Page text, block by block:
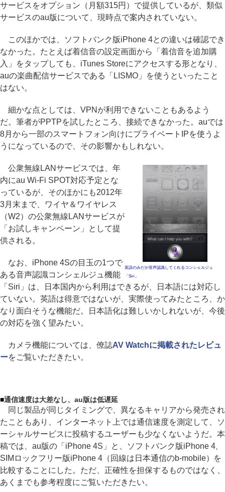
サービスをオプション（月額315円）で提供しているが、類似
サービスのau版について、現時点で案内されていない。
このほかでは、ソフトバンク版iPhone 4との違いは確認でき
なかった。たとえば着信音の設定画面から「着信音を追加購
入」をタップしても、iTunes Storeにアクセスする形となり、
auの楽曲配信サービスである「LISMO」を使うといったこと
はない。
細かな点としては、VPNが利用できないこともあるよう
だ。筆者がPPTPを試したところ、接続できなかった。auでは
8月から一部のスマートフォン向けにプライベートIPを使うよ
うになっているので、その影響かもしれない。
英語のみだが音声認識してくれるコンシェルジュ
「Siri」
公衆無線LANサービスでは、年
内にau Wi-Fi SPOT対応予定とな
っているが、そのほかにも2012年
3月末まで、ワイヤ＆ワイヤレス
（W2）の公衆無線LANサービスが
「お試しキャンペーン」として提
供される。
なお、iPhone 4Sの目玉の1つで
ある音声認識コンシェルジュ機能
「Siri」は、日本国内から利用はできるが、日本語には対応し
ていない。英語は得意ではないが、実際使ってみたところ、か
なり面白そうな機能だ。日本語化は難しいかしれないが、今後
の対応を強く望みたい。
カメラ機能については、僚誌AV Watchに掲載されたレビュ
ーをご覧いただきたい。
■通信速度は大差なし、au版は低遅延
同じ製品が同じタイミングで、異なるキャリアから発売され
たこともあり、インターネット上では通信速度を測定して、ソ
ーシャルサービスに投稿するユーザーも少なくないようだ。本
稿では、au版の「iPhone 4S」と、ソフトバンク版iPhone 4、
SIMロックフリー版iPhone 4（回線は日本通信のb-mobile）を
比較することにした。ただ、正確性を担保するものではなく、
あくまでも参考程度にご覧いただきたい。